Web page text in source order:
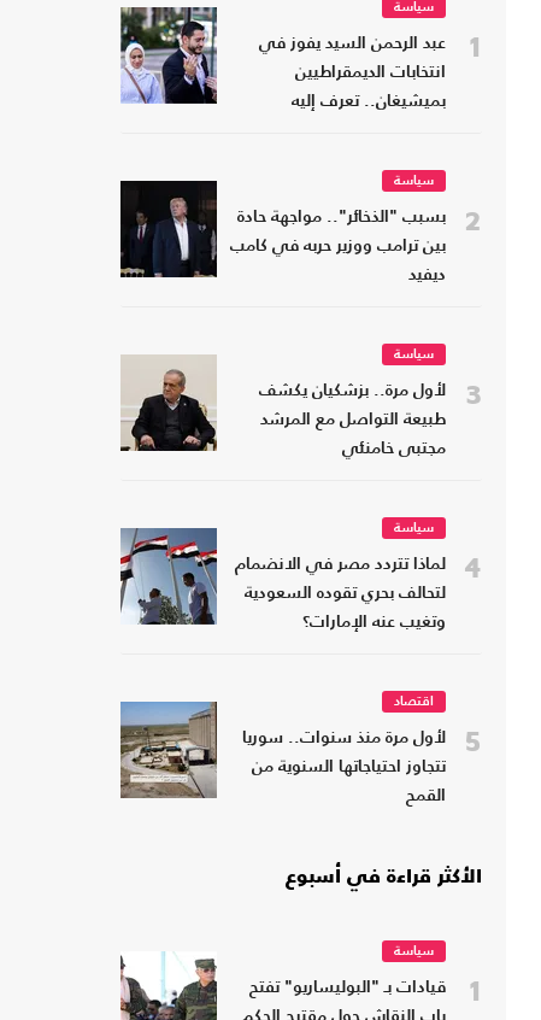
1
سياسة
عبد الرحمن السيد يفوز في
انتخابات الديمقراطيين
بميشيغان.. تعرف إليه
2
سياسة
بسبب "الذخائر".. مواجهة حادة
بين ترامب ووزير حربه في كامب
ديفيد
3
سياسة
لأول مرة.. بزشكيان يكشف
طبيعة التواصل مع المرشد
مجتبى خامنئي
4
سياسة
لماذا تتردد مصر في الانضمام
لتحالف بحري تقوده السعودية
وتغيب عنه الإمارات؟
5
اقتصاد
لأول مرة منذ سنوات.. سوريا
تتجاوز احتياجاتها السنوية من
القمح
الأكثر قراءة في أسبوع
1
سياسة
قيادات بـ "البوليساريو" تفتح